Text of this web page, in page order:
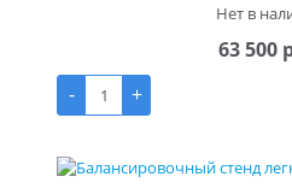
Нет в
63 500
-
+